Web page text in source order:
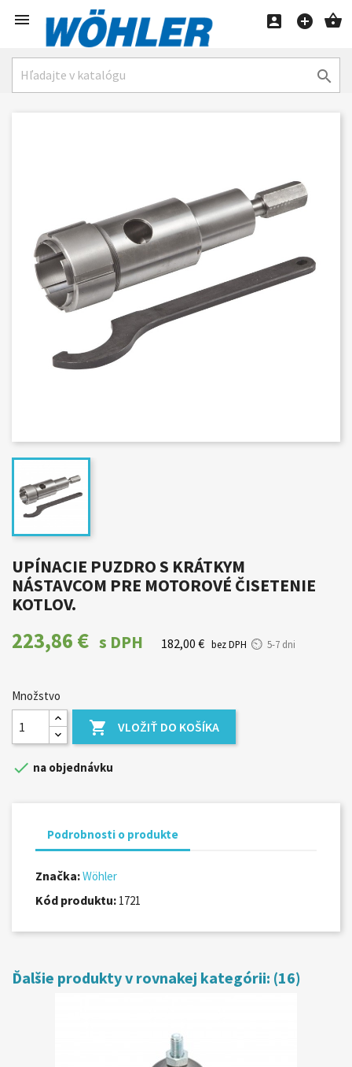
 
 

UPÍNACIE PUZDRO S KRÁTKYM
NÁSTAVCOM PRE MOTOROVÉ ČISETENIE
KOTLOV.
223,86 € s DPH 182,00 € bez DPH 5-7 dni
Množstvo
 VLOŽIŤ DO KOŠÍKA
 na objednávku
Podrobnosti o produkte
Značka:Wöhler
Kód produktu: 1721
Ďalšie produkty v rovnakej kategórii: (16)